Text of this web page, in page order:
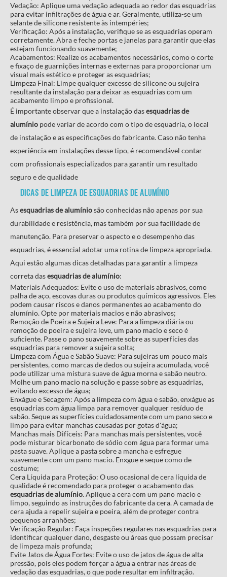
Vedação: Aplique uma vedação adequada ao redor das esquadrias
para evitar infiltrações de água e ar. Geralmente, utiliza-se um
selante de silicone resistente às intempéries;
Verificação: Após a instalação, verifique se as esquadrias operam
corretamente. Abra e feche portas e janelas para garantir que elas
estejam funcionando suavemente;
Acabamentos: Realize os acabamentos necessários, como o corte
e fixaço de guarnições internas e externas para proporcionar um
visual mais estético e proteger as esquadrias;
Limpeza Final: Limpe qualquer excesso de silicone ou sujeira
resultante da instalação para deixar as esquadrias com um
acabamento limpo e profissional.
É importante observar que a instalação dasesquadrias de
alumínio pode variar de acordo com o tipo de esquadria, o local
de instalação e as especificações do fabricante. Caso não tenha
experiência em instalações desse tipo, é recomendável contar
com profissionais especializados para garantir um resultado
seguro e de qualidade
Dicas de limpeza de esquadrias de alumínio
Asesquadrias de alumíniosão conhecidas não apenas por sua
durabilidade e resistência, mas também por sua facilidade de
manutenção. Para preservar o aspecto e o desempenho das
esquadrias, é essencial adotar uma rotina de limpeza apropriada.
Aqui estão algumas dicas detalhadas para garantir a limpeza
correta dasesquadrias de alumínio:
Materiais Adequados: Evite o uso de materiais abrasivos, como
palha de aço, escovas duras ou produtos químicos agressivos. Eles
podem causar riscos e danos permanentes ao acabamento do
alumínio. Opte por materiais macios e não abrasivos;
Remoção de Poeira e Sujeira Leve: Para a limpeza diária ou
remoção de poeira e sujeira leve, um pano macio e seco é
suficiente. Passe o pano suavemente sobre as superfícies das
esquadrias para remover a sujeira solta;
Limpeza com Água e Sabão Suave: Para sujeiras um pouco mais
persistentes, como marcas de dedos ou sujeira acumulada, você
pode utilizar uma mistura suave de água morna e sabão neutro.
Molhe um pano macio na solução e passe sobre as esquadrias,
evitando excesso de água;
Enxágue e Secagem: Após a limpeza com água e sabão, enxágue as
esquadrias com água limpa para remover qualquer resíduo de
sabão. Seque as superfícies cuidadosamente com um pano seco e
limpo para evitar manchas causadas por gotas d'água;
Manchas mais Difíceis: Para manchas mais persistentes, você
pode misturar bicarbonato de sódio com água para formar uma
pasta suave. Aplique a pasta sobre a mancha e esfregue
suavemente com um pano macio. Enxgue e seque como de
costume;
Cera Líquida para Proteção: O uso ocasional de cera líquida de
qualidade é recomendado para proteger o acabamento das
esquadrias de alumínio. Aplique a cera com um pano macio e
limpo, seguindo as instruções do fabricante da cera. A camada de
cera ajuda a repelir sujeira e poeira, além de proteger contra
pequenos arranhões;
Verificação Regular: Faça inspeções regulares nas esquadrias para
identificar qualquer dano, desgaste ou áreas que possam precisar
de limpeza mais profunda;
Evite Jatos de Água Fortes: Evite o uso de jatos de água de alta
pressão, pois eles podem forçar a água a entrar nas áreas de
vedação das esquadrias, o que pode resultar em infiltração.